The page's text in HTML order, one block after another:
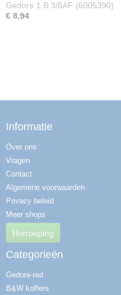
Gedore 1 B 3/8AF (6005390)
€ 8,94
Informatie
Over ons
Vragen
Contact
Algemene voorwaarden
Privacy beleid
Meer shops
Herroeping
Categorieën
Gedore-red
B&W koffers